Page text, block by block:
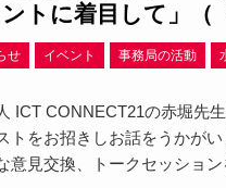
トに着目して」（
せ イベント 事務局の活動
ICT CONNECT21の赤堀先
をお招きしお話をうかがい
見交換、トークセッション